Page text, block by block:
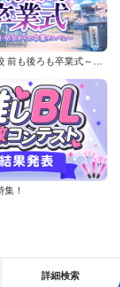
Renta!BL高校 前も後ろも卒業式～童貞・処女からの卒業アルバム～
！
詳細検索